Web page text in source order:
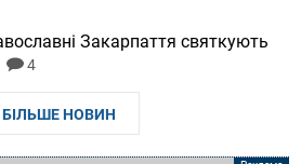
Закарпаття святкують
4
БІЛЬШЕ НОВИН